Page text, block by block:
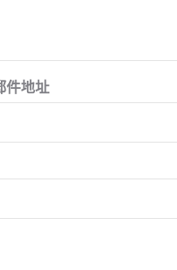
件地址